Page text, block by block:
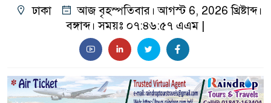
ঢাকা
আজ বৃহস্পতিবার। আগস্ট 6, 2026 খ্রিষ্টাব্দ।
বঙ্গাব্দ। সময়ঃ ০৭:৪৬:৫৭ এএম |